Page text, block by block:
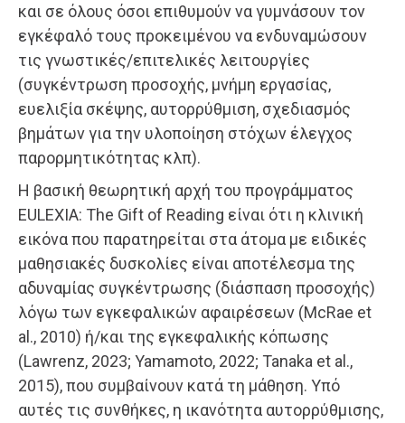
και σε όλους όσοι επιθυμούν να γυμνάσουν τον
εγκέφαλό τους προκειμένου να ενδυναμώσουν
τις γνωστικές/επιτελικές λειτουργίες
(συγκέντρωση προσοχής, μνήμη εργασίας,
ευελιξία σκέψης, αυτορρύθμιση, σχεδιασμός
βημάτων για την υλοποίηση στόχων έλεγχος
παρορμητικότητας κλπ).
Η βασική θεωρητική αρχή του προγράμματος
EULEXIA: The Gift of Reading είναι ότι η κλινική
εικόνα που παρατηρείται στα άτομα με ειδικές
μαθησιακές δυσκολίες είναι αποτέλεσμα της
αδυναμίας συγκέντρωσης (διάσπαση προσοχής)
λόγω των εγκεφαλικών αφαιρέσεων (McRae et
al., 2010) ή/και της εγκεφαλικής κόπωσης
(Lawrenz, 2023; Yamamoto, 2022; Tanaka et al.,
2015), που συμβαίνουν κατά τη μάθηση. Υπό
αυτές τις συνθήκες, η ικανότητα αυτορρύθμισης,